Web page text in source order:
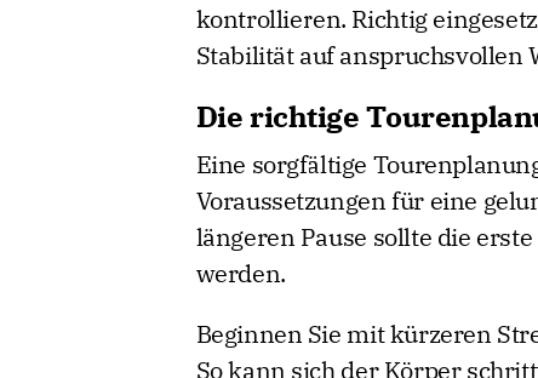
kontrollieren. Richtig
Stabilität auf anspruchsvollen
Die richtige
Eine sorgfältige
Voraussetzungen für eine
längeren Pause sollte die
werden.
Beginnen Sie mit kürzeren
So kann sich der Körper